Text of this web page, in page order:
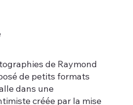
de Raymond
de petits formats
dans une
créée par la mise